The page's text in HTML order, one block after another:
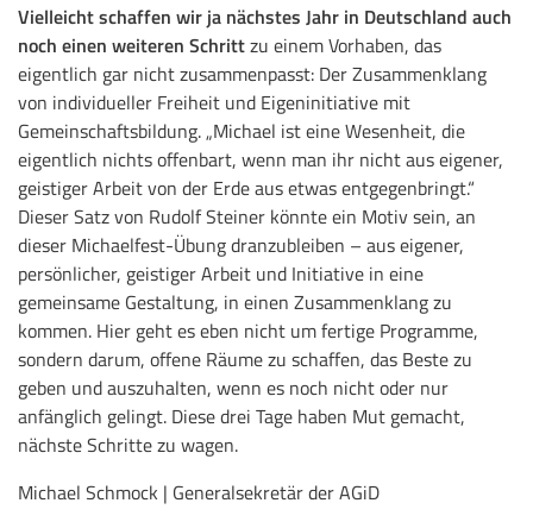
Vielleicht schaffen wir ja nächstes Jahr in Deutschland auch
noch einen weiteren Schrittzu einem Vorhaben, das
eigentlich gar nicht zusammenpasst: Der Zusammenklang
von individueller Freiheit und Eigeninitiative mit
Gemeinschaftsbildung. „Michael ist eine Wesenheit, die
eigentlich nichts offenbart, wenn man ihr nicht aus eigener,
geistiger Arbeit von der Erde aus etwas entgegenbringt.“
Dieser Satz von Rudolf Steiner könnte ein Motiv sein, an
dieser Michaelfest-Übung dranzubleiben – aus eigener,
persönlicher, geistiger Arbeit und Initiative in eine
gemeinsame Gestaltung, in einen Zusammenklang zu
kommen. Hier geht es eben nicht um fertige Programme,
sondern darum, offene Räume zu schaffen, das Beste zu
geben und auszuhalten, wenn es noch nicht oder nur
anfänglich gelingt. Diese drei Tage haben Mut gemacht,
nächste Schritte zu wagen.
Michael Schmock | Generalsekretär der AGiD